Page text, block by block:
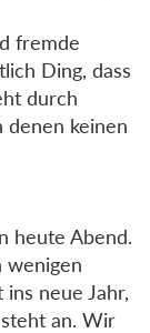
fremde
Ding, dass
durch
denen keinen
heute Abend.
wenigen
neue Jahr,
an. Wir